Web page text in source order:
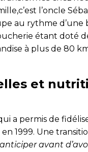
l’oncle
au rythme
étant doté
à plus de 80
et
a permis de
1999. Une
avant